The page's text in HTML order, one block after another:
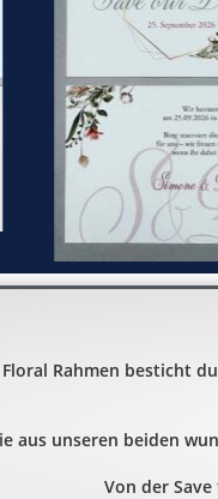
Rahmen besticht
aus unseren beiden
Von der